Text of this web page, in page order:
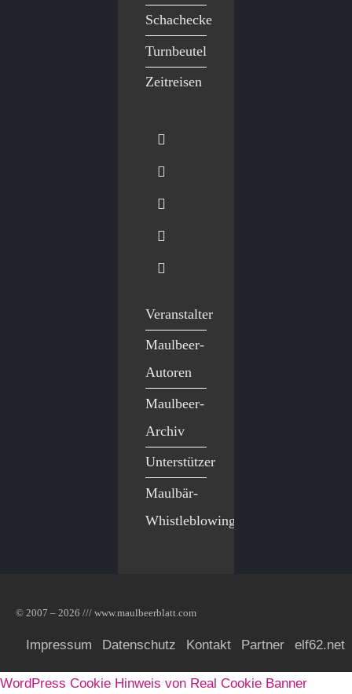
Schachecke
Turnbeutel
Zeitreisen
Veranstalter
Maulbeer-
Autoren
Maulbeer-
Archiv
Unterstützer
Maulbär-
Whistleblowing
© 2007 – 2026 /// www.maulbeerblatt.com
Impressum Datenschutz Kontakt Partner elf62.net
WordPress Cookie Hinweis von Real Cookie Banner